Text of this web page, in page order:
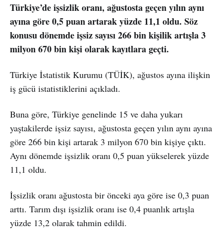
Türkiye’de işsizlik oranı, ağustosta geçen yılın aynı
ayına göre 0,5 puan artarak yüzde 11,1 oldu. Söz
konusu dönemde işsiz sayısı 266 bin kişilik artışla 3
milyon 670 bin kişi olarak kayıtlara geçti.
Türkiye İstatistik Kurumu (TÜİK), ağustos ayına ilişkin
iş gücü istatistiklerini açıkladı.
Buna göre, Türkiye genelinde 15 ve daha yukarı
yaştakilerde işsiz sayısı, ağustosta geçen yılın aynı ayına
göre 266 bin kişi artarak 3 milyon 670 bin kişiye çıktı.
Aynı dönemde işsizlik oranı 0,5 puan yükselerek yüzde
11,1 oldu.
İşsizlik oranı ağustosta bir önceki aya göre ise 0,3 puan
arttı. Tarım dışı işsizlik oranı ise 0,4 puanlık artışla
yüzde 13,2 olarak tahmin edildi.